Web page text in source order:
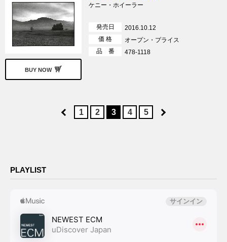
BUY NOW
ケニー・ホイーラー
発売日
2016.10.12
価 格
オープン・プライス
品 番
478-1118
1 2 3 4 5
PLAYLIST